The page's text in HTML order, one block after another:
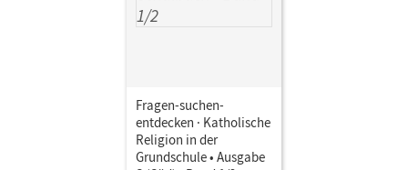
Fragen-suchen-
entdecken · Katholische
Religion in der
Grundschule • Ausgabe